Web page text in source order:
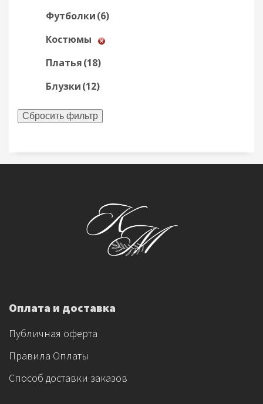
Футболки(6)
Костюмы
Платья(18)
Блузки(12)
Сбросить фильтр
Оплата и доставка
Публичная оферта
Правила Оплаты
Способ доставки заказов